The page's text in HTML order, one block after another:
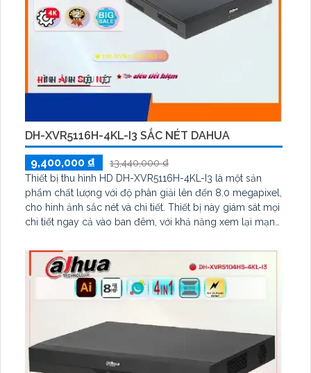
DH-XVR5116H-4KL-I3 SẮC NÉT DAHUA
9,400,000 ₫
13,440,000 ₫
Thiết bị thu hình HD DH-XVR5116H-4KL-I3 là một sản
phẩm chất lượng với độ phân giải lên đến 8.0 megapixel,
cho hình ảnh sắc nét và chi tiết. Thiết bị này giám sát mọi
chi tiết ngay cả vào ban đêm, với khả năng xem lại mạnh
bảo độ bền cao hơn